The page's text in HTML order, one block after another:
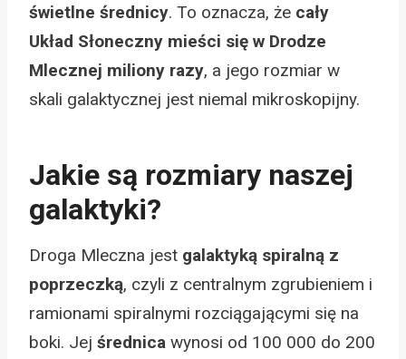
świetlne średnicy. To oznacza, że cały
Układ Słoneczny mieści się w Drodze
Mlecznej miliony razy, a jego rozmiar w
skali galaktycznej jest niemal mikroskopijny.
Jakie są rozmiary naszej
galaktyki?
Droga Mleczna jest galaktyką spiralną z
poprzeczką, czyli z centralnym zgrubieniem i
ramionami spiralnymi rozciągającymi się na
boki. Jej średnica wynosi od 100 000 do 200